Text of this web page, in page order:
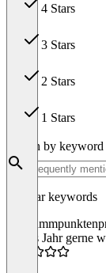
4 Stars
3 Stars
2 Stars
1 Stars
Search by keyword
Popular keywords
programmpunkten
“Jedes Jahr gerne